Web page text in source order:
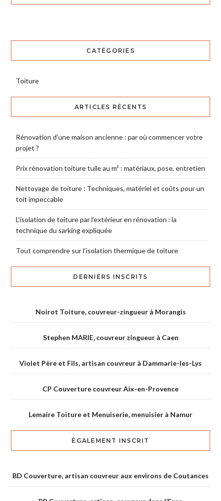
CATÉGORIES
Toiture
ARTICLES RÉCENTS
Rénovation d’une maison ancienne : par où commencer votre
projet ?
Prix rénovation toiture tuile au m² : matériaux, pose, entretien
Nettoyage de toiture : Techniques, matériel et coûts pour un
toit impeccable
L’isolation de toiture par l’extérieur en rénovation : la
technique du sarking expliquée
Tout comprendre sur l’isolation thermique de toiture
DERNIERS INSCRITS
Noirot Toiture, couvreur-zingueur à Morangis
Stephen MARIE, couvreur zingueur à Caen
Violet Père et Fils, artisan couvreur à Dammarie-les-Lys
CP Couverture couvreur Aix-en-Provence
Lemaire Toiture et Menuiserie, menuisier à Namur
ÉGALEMENT INSCRIT
BD Couverture, artisan couvreur aux environs de Coutances